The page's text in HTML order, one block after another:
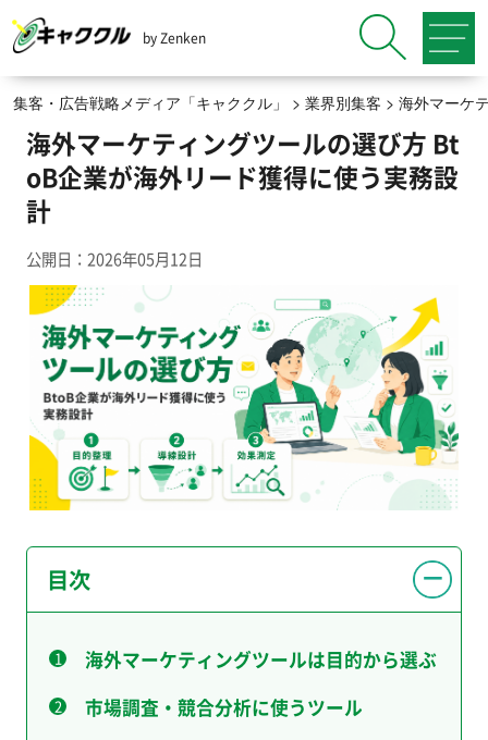
by Zenken
集客・広告戦略メディア「キャククル」 > 業界別集客 > 海外マーケ
海外マーケティングツールの選び方 Bt
oB企業が海外リード獲得に使う実務設
計
公開日：2026年05月12日
目次
海外マーケティングツールは目的から選ぶ
市場調査・競合分析に使うツール